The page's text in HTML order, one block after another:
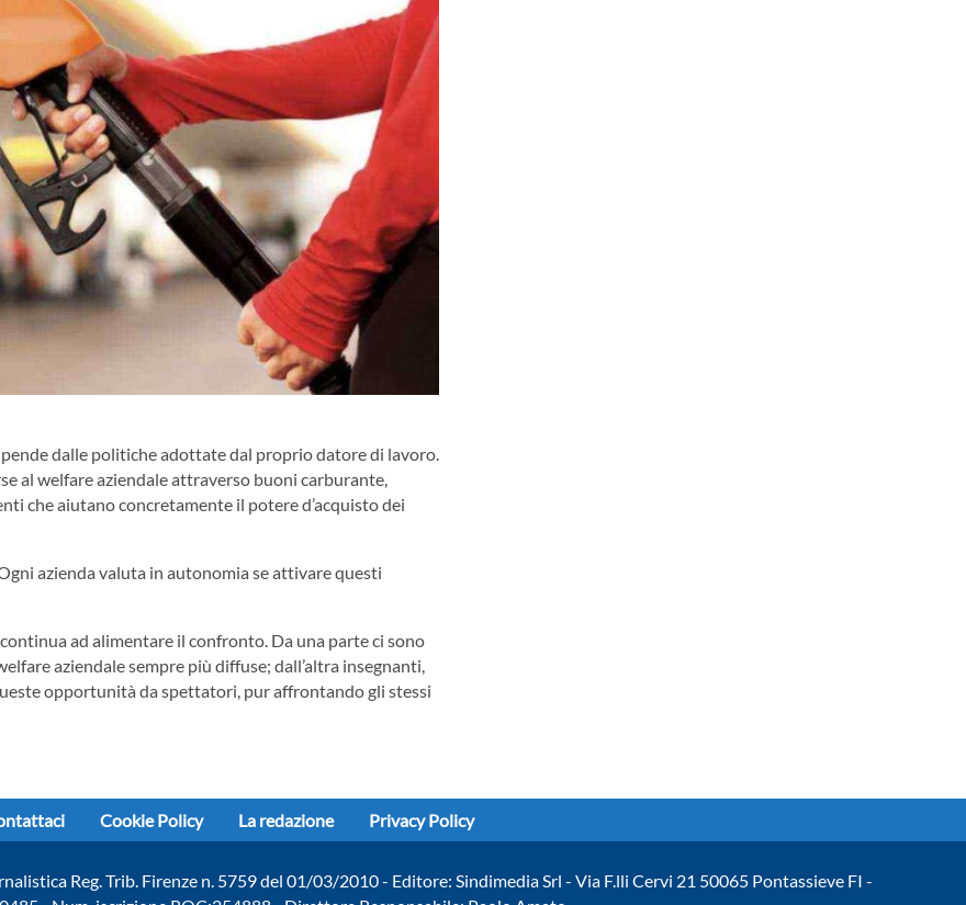
dalle politiche adottate dal proprio datore di lavoro.
al welfare aziendale attraverso buoni carburante,
che aiutano concretamente il potere d’acquisto dei
azienda valuta in autonomia se attivare questi
ad alimentare il confronto. Da una parte ci sono
aziendale sempre più diffuse; dall’altra insegnanti,
opportunità da spettatori, pur affrontando gli stessi
Cookie Policy La redazione Privacy Policy
Reg. Trib. Firenze n. 5759 del 01/03/2010 - Editore: Sindimedia Srl - Via F.lli Cervi 21 50065 Pontassieve FI -